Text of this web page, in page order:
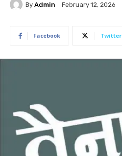
By Admin February 12, 2026
Facebook Twitter